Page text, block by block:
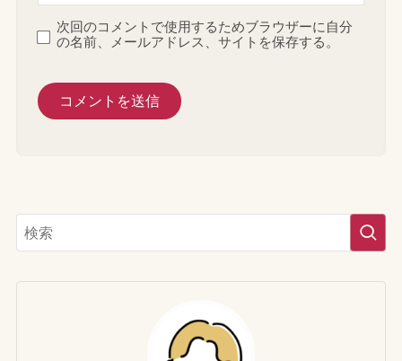
次回のコメントで使用するためブラウザーに自分
の名前、メールアドレス、サイトを保存する。